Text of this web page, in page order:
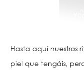
Hasta aquí nuestros
piel que tengáis,